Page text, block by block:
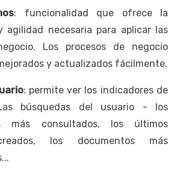
: funcionalidad que ofrece la
agilidad necesaria para aplicar las
Los procesos de negocio
y actualizados fácilmente.
: permite ver los indicadores de
búsquedas del usuario - los
más consultados, los últimos
los documentos más